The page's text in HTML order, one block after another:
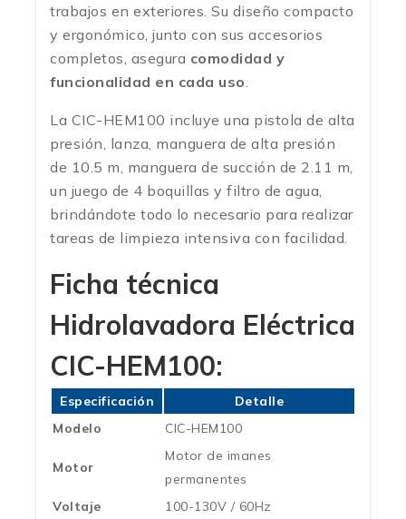
trabajos en exteriores. Su diseño compacto
y ergonómico, junto con sus accesorios
completos, asegura comodidad y
funcionalidad en cada uso.
La CIC-HEM100 incluye una pistola de alta
presión, lanza, manguera de alta presión
de 10.5 m, manguera de succión de 2.11 m,
un juego de 4 boquillas y filtro de agua,
brindándote todo lo necesario para realizar
tareas de limpieza intensiva con facilidad.
Ficha técnica
Hidrolavadora Eléctrica
CIC-HEM100:
Especificación
Detalle
Modelo
CIC-HEM100
Motor
Motor de imanes
permanentes
Voltaje
100-130V / 60Hz